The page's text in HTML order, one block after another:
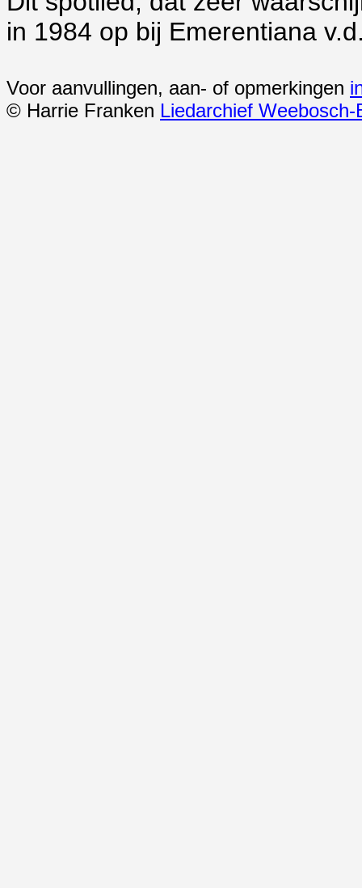
in 1984 op bij Emerentiana
Voor aanvullingen, aan- of opmerkingen
© Harrie Franken Liedarchief Weebosch-